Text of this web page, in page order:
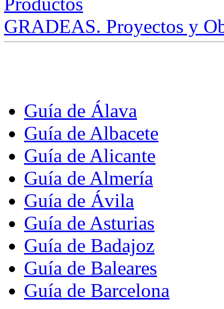
GRADEAS. Proyectos y
Guía de Álava
Guía de Albacete
Guía de Alicante
Guía de Almería
Guía de Ávila
Guía de Asturias
Guía de Badajoz
Guía de Baleares
Guía de Barcelona